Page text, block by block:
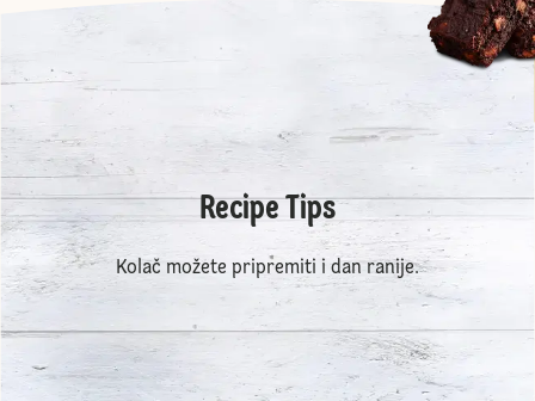
Recipe Tips
Kolač možete pripremiti i dan ranije.